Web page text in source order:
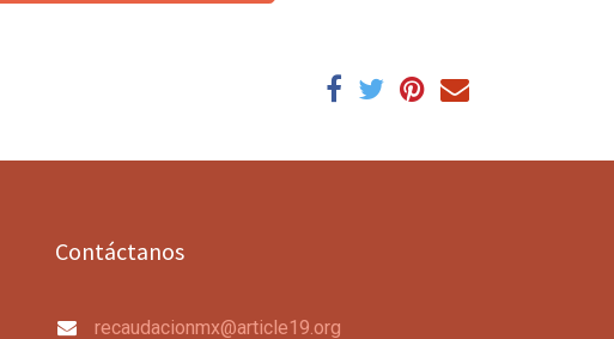
Contáctanos
recaudacionmx@article19.org